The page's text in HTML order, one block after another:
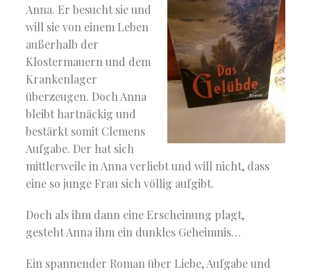
Anna. Er besucht sie und
will sie von einem Leben
außerhalb der
Klostermauern und dem
Krankenlager
überzeugen. Doch Anna
bleibt hartnäckig und
bestärkt somit Clemens
Aufgabe. Der hat sich
mittlerweile in Anna verliebt und will nicht, dass
eine so junge Frau sich völlig aufgibt.
Doch als ihm dann eine Erscheinung plagt,
gesteht Anna ihm ein dunkles Geheimnis…
Ein spannender Roman über Liebe, Aufgabe und